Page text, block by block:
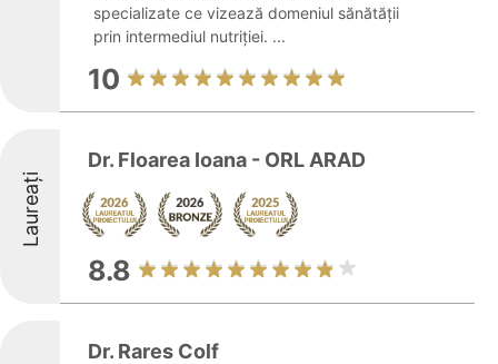
specializate ce vizează domeniul sănătății
prin intermediul nutriției. ...
10
Laureați
Dr. Floarea Ioana - ORL ARAD
8.8
Dr. Rares Colf